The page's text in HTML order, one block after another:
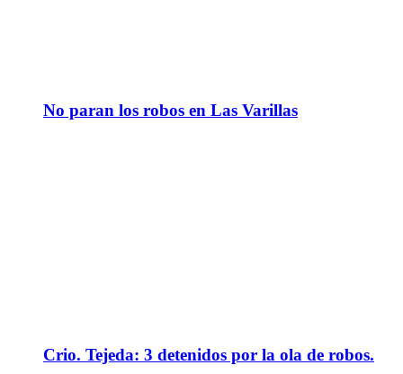
No paran los robos en Las Varillas
Crio. Tejeda: 3 detenidos por la ola de robos.